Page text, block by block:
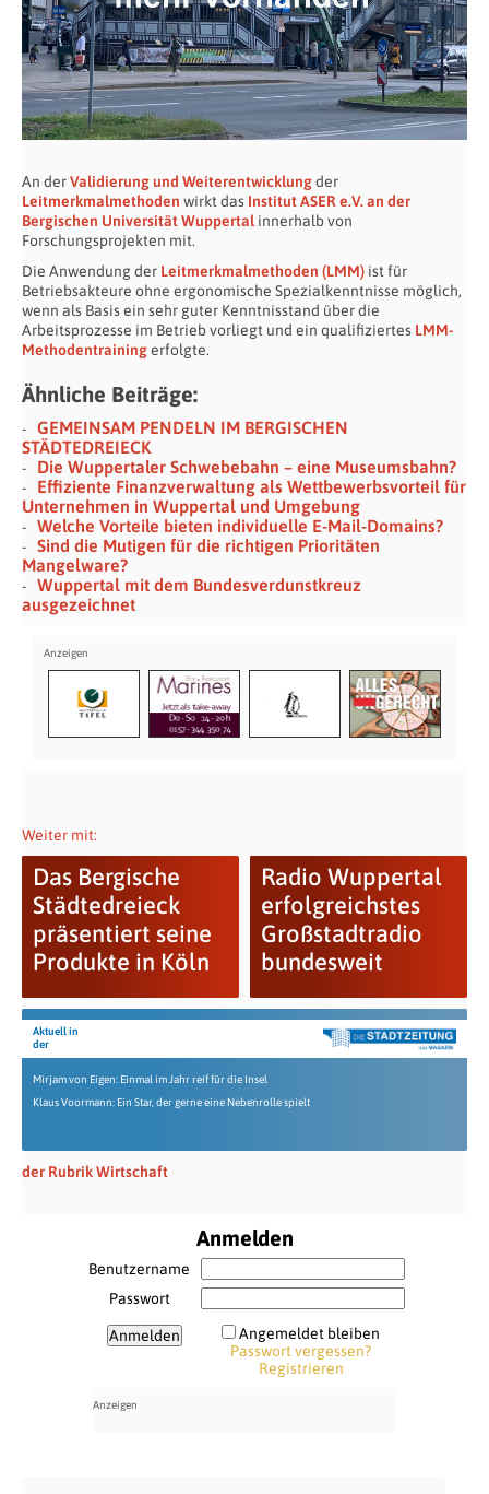
An derValidierung und Weiterentwicklungder
Leitmerkmalmethoden wirkt das Institut ASER e.V. an der
Bergischen Universität Wuppertal innerhalb von
Forschungsprojekten mit.
Die Anwendung der Leitmerkmalmethoden (LMM) ist für
Betriebsakteure ohne ergonomische Spezialkenntnisse möglich,
wenn als Basis ein sehr guter Kenntnisstand über die
Arbeitsprozesse im Betrieb vorliegt und ein qualifiziertes LMM-
Methodentrainingerfolgte.
Ähnliche Beiträge:
GEMEINSAM PENDELN IM BERGISCHEN
STÄDTEDREIECK
Die Wuppertaler Schwebebahn – eine Museumsbahn?
Effiziente Finanzverwaltung als Wettbewerbsvorteil für
Unternehmen in Wuppertal und Umgebung
Welche Vorteile bieten individuelle E-Mail-Domains?
Sind die Mutigen für die richtigen Prioritäten
Mangelware?
Wuppertal mit dem Bundesverdunstkreuz
ausgezeichnet
Weiter mit:
Das Bergische
Städtedreieck
präsentiert seine
Produkte in Köln
Radio Wuppertal
erfolgreichstes
Großstadtradio
bundesweit
Aktuell in
der
Mirjam von Eigen: Einmal im Jahr reif für die Insel
Klaus Voormann: Ein Star, der gerne eine Nebenrolle spielt
der Rubrik Wirtschaft
Anmelden
Benutzername
Passwort
Angemeldet bleiben
Passwort vergessen?
Registrieren